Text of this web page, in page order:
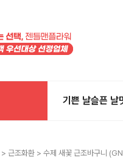
기쁜 날슬픈 날
> 근조화환 > 수제 새꽃 근조바구니